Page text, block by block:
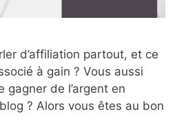
d’affiliation partout, et ce
à gain ? Vous aussi
gagner de l’argent en
? Alors vous êtes au bon